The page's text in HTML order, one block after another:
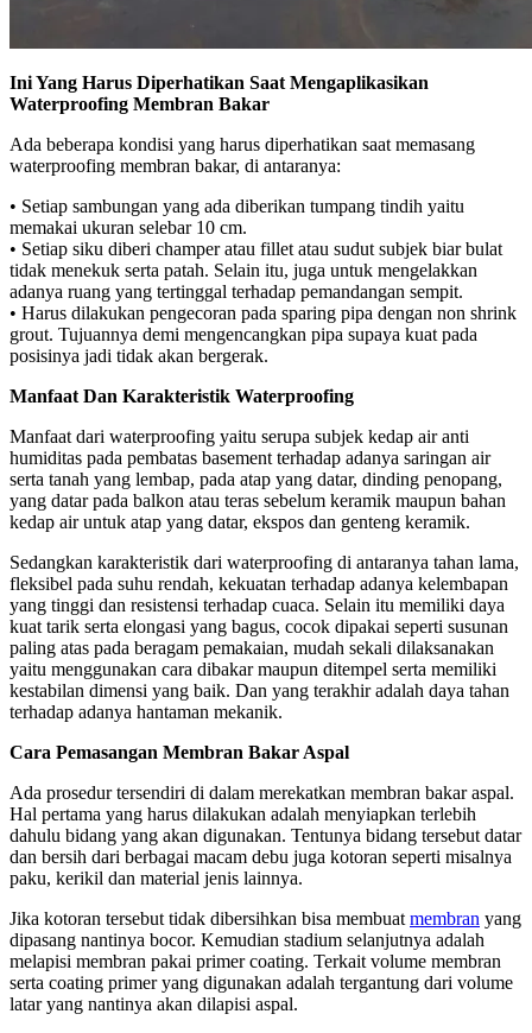
Ini Yang Harus Diperhatikan Saat Mengaplikasikan
Waterproofing Membran Bakar
Ada beberapa kondisi yang harus diperhatikan saat memasang
waterproofing membran bakar, di antaranya:
• Setiap sambungan yang ada diberikan tumpang tindih yaitu
memakai ukuran selebar 10 cm.
• Setiap siku diberi champer atau fillet atau sudut subjek biar bulat
tidak menekuk serta patah. Selain itu, juga untuk mengelakkan
adanya ruang yang tertinggal terhadap pemandangan sempit.
• Harus dilakukan pengecoran pada sparing pipa dengan non shrink
grout. Tujuannya demi mengencangkan pipa supaya kuat pada
posisinya jadi tidak akan bergerak.
Manfaat Dan Karakteristik Waterproofing
Manfaat dari waterproofing yaitu serupa subjek kedap air anti
humiditas pada pembatas basement terhadap adanya saringan air
serta tanah yang lembap, pada atap yang datar, dinding penopang,
yang datar pada balkon atau teras sebelum keramik maupun bahan
kedap air untuk atap yang datar, ekspos dan genteng keramik.
Sedangkan karakteristik dari waterproofing di antaranya tahan lama,
fleksibel pada suhu rendah, kekuatan terhadap adanya kelembapan
yang tinggi dan resistensi terhadap cuaca. Selain itu memiliki daya
kuat tarik serta elongasi yang bagus, cocok dipakai seperti susunan
paling atas pada beragam pemakaian, mudah sekali dilaksanakan
yaitu menggunakan cara dibakar maupun ditempel serta memiliki
kestabilan dimensi yang baik. Dan yang terakhir adalah daya tahan
terhadap adanya hantaman mekanik.
Cara Pemasangan Membran Bakar Aspal
Ada prosedur tersendiri di dalam merekatkan membran bakar aspal.
Hal pertama yang harus dilakukan adalah menyiapkan terlebih
dahulu bidang yang akan digunakan. Tentunya bidang tersebut datar
dan bersih dari berbagai macam debu juga kotoran seperti misalnya
paku, kerikil dan material jenis lainnya.
Jika kotoran tersebut tidak dibersihkan bisa membuat membran yang
dipasang nantinya bocor. Kemudian stadium selanjutnya adalah
melapisi membran pakai primer coating. Terkait volume membran
serta coating primer yang digunakan adalah tergantung dari volume
latar yang nantinya akan dilapisi aspal.